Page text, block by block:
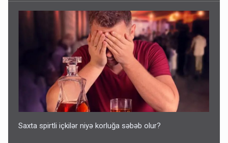
Ərdoğana sui-qəsd planının iştirakçısı detalları açıqladı
5 Avqust 16:56
Saxta spirtli içkilər niyə korluğa səbəb olur?